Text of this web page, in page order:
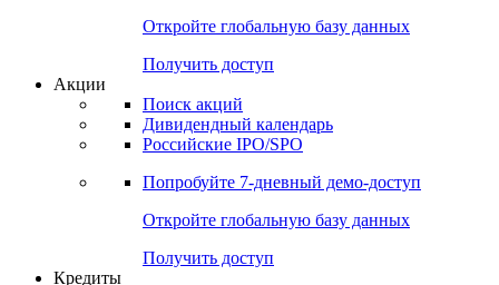
Опросы
Попробуйте7-дневный
Откройте глобальную базу данных
Получить доступ
Поиск акций
Российские IPO/SPO
Попробуйте7-дневный